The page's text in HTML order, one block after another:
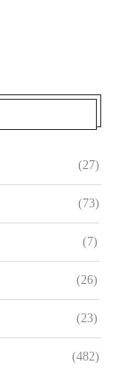
(27)
(73)
(7)
(26)
(23)
(482)